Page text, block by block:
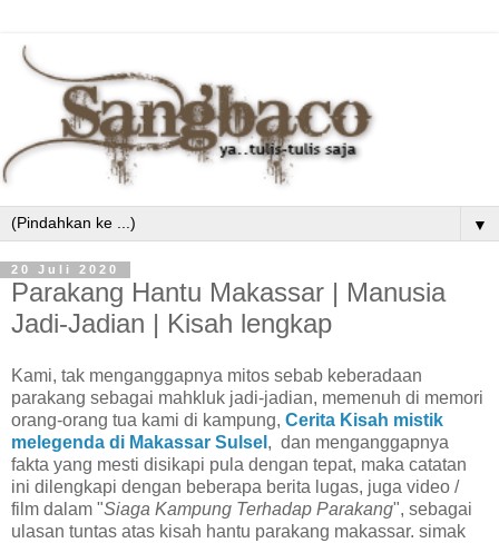
▼
20 Juli 2020
Parakang Hantu Makassar | Manusia
Jadi-Jadian | Kisah lengkap
Kami, tak menganggapnya mitos sebab keberadaan
parakang sebagai mahkluk jadi-jadian, memenuh di memori
orang-orang tua kami di kampung, Cerita Kisah mistik
melegenda di Makassar Sulsel , dan menganggapnya
fakta yang mesti disikapi pula dengan tepat, maka catatan
ini dilengkapi dengan beberapa berita lugas, juga video /
film dalam "Siaga Kampung Terhadap Parakang", sebagai
ulasan tuntas atas kisah hantu parakang makassar. simak